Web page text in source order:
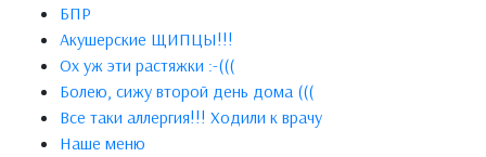
БПР
Акушерские ЩИПЦЫ!!!
Ох уж эти растяжки :-(((
Болею, сижу второй день дома (((
Все таки аллергия!!! Ходили к врачу
Наше меню